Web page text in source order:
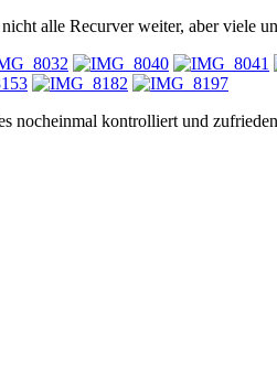
alle Recurver weiter, aber viele
kontrolliert und